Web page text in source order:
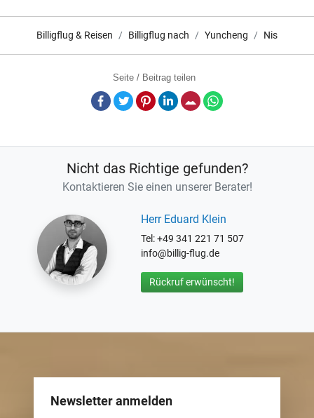
Billigflug & Reisen Billigflug nach Yuncheng Nis
Seite / Beitrag teilen
Facebook
TwitterPinterestLinkedInE-Mail
Nicht das Richtige gefunden?
Kontaktieren Sie einen unserer Berater!
Herr Eduard Klein
Tel: +49 341 221 71 507
info@billig-flug.de
Rückruf erwünscht!
Newsletter anmelden